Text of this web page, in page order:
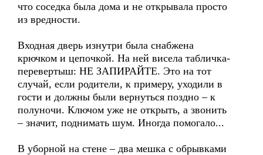
что соседка была дома и не открывала просто
из вредности.
Входная дверь изнутри была снабжена
крючком и цепочкой. На ней висела табличка-
перевертыш: НЕ ЗАПИРАЙТЕ. Это на тот
случай, если родители, к примеру, уходили в
гости и должны были вернуться поздно – к
полуночи. Ключом уже не открыть, а звонить
– значит, поднимать шум. Иногда помогало...
В уборной на стене – два мешка с обрывками